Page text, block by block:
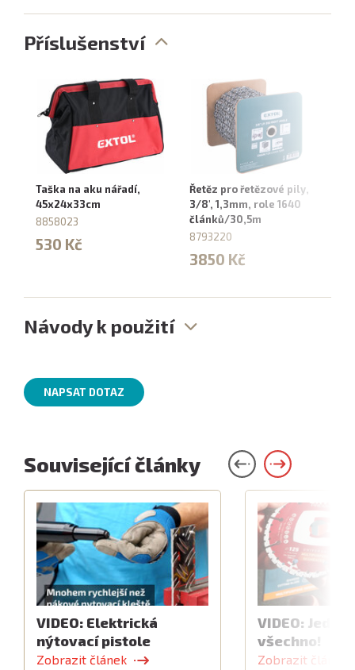
Příslušenství
Taška na aku nářadí,
45x24x33cm
8858023
530 Kč
Řetěz pro řetězové pily,
3/8', 1,3mm, role 1640
článků/30,5m
8793220
3850 Kč
Návody k použití
NAPSAT DOTAZ
Související články
VIDEO: Elektrická
nýtovací pistole
Zobrazit článek
VIDEO:
všechno!
Zobrazit článek